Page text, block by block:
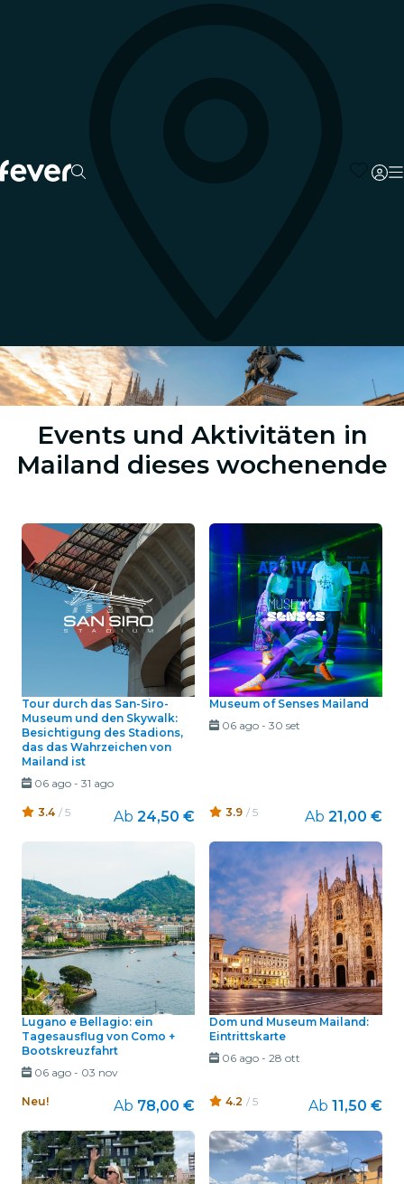
Events und Aktivitäten in
Mailand dieses wochenende
Tour durch das San-Siro-
Museum und den Skywalk:
Besichtigung des Stadions,
das das Wahrzeichen von
Mailand ist
06 ago- 31 ago
3.4 / 5 Ab 24,50 €
Museum of Senses Mailand
06 ago- 30 set
3.9 / 5 Ab 21,00 €
Lugano e Bellagio: ein
Tagesausflug von Como +
Bootskreuzfahrt
06 ago- 03 nov
Neu! Ab 78,00 €
Dom und Museum Mailand:
Eintrittskarte
06 ago- 28 ott
4.2 / 5 Ab 11,50 €